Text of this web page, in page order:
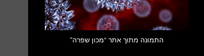
התמונה מתוך אתר “מכון שפרה”